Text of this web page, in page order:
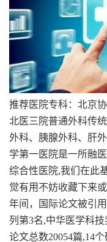
推荐医院专科：北京
北医三院普通外科传
外科、胰腺外科、肝
学第一医院是一所融
综合性医院,我们在此
觉有用不妨收藏下来
年间，国际论文被引
列第3名,中华医学科
论文总数20054篇,14